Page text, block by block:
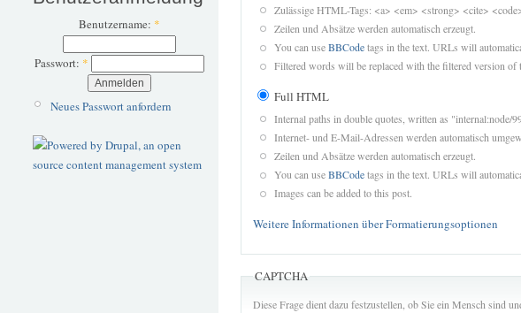
Benutzername: *
Passwort: *
Neues Passwort anfordern
Zulässige HTML-Tags: <a> <em> <strong> <cite>
Zeilen und Absätze werden automatisch erzeugt.
You can useBBCodetags in the text. URLs will
Filtered words will be replaced with the filtered version of
Full HTML
Internal paths in double quotes, written as "internal:node/
Internet- und E-Mail-Adressen werden automatisch
Zeilen und Absätze werden automatisch erzeugt.
You can useBBCodetags in the text. URLs will
Images can be added to this post.
Weitere Informationen über Formatierungsoptionen
CAPTCHA
Diese Frage dient dazu festzustellen, ob Sie ein Mensch sind